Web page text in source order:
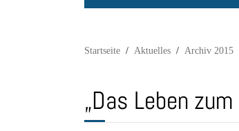
Startseite Aktuelles Archiv 2015
„Das Leben